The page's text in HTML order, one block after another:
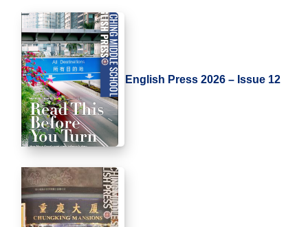
連
結
English Press 2026 – Issue 12